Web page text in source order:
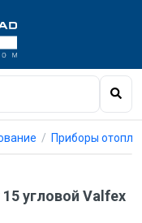
Приборы
угловой Valfex